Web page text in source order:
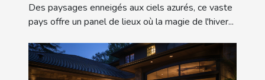
Des paysages enneigés aux ciels azurés, ce vaste
pays offre un panel de lieux où la magie de l'hiver...